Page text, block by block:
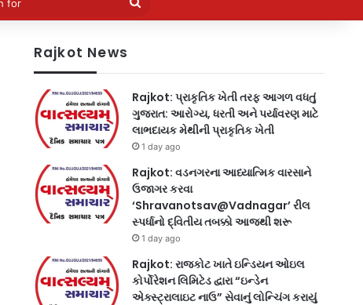
Rajkot News
Rajkot: પ્રાકૃતિક ખેતી તરફ આગળ વધતું
ગુજરાત: આરોગ્ય, ધરતી અને પર્યાવરણ માટે
લાભદાયક મેથીની પ્રાકૃતિક ખેતી
1 day ago
Rajkot: વડનગરના આધ્યાત્મિક વારસાને
ઉજાગર કરવા
‘Shravanotsav@Vadnagar’ રીલ
સ્પર્ધાનો દ્વિતીય તબક્કો આજથી શરૂ
1 day ago
Rajkot: રાજકોટ ખાતે ઇન્ડિયન ઓઇલ
કોર્પોરેશન લિમિટેડ દ્વારા “ઇન્ડેન
એક્સ્ટ્રાલાઇટ નાઉ” સેવાનું લોન્ચિંગ કરાયું